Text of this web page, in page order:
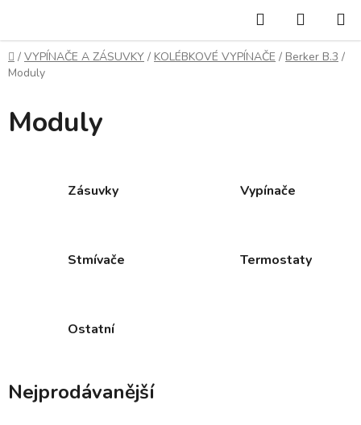
obsah
Hledat
KOŠÍK
Domů
/ VYPÍNAČE A ZÁSUVKY / KOLÉBKOVÉ VYPÍNAČE / Berker B.3 /
Moduly
Moduly
Zásuvky Vypínače
Stmívače Termostaty
Ostatní
Nejprodávanější